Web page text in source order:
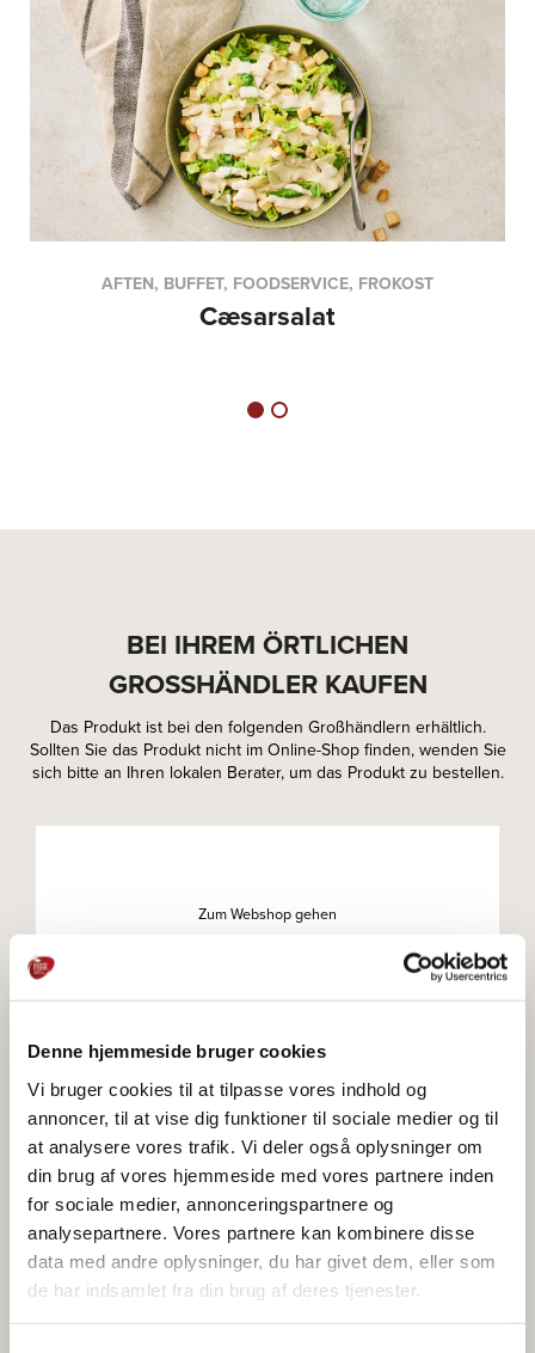
Denne hjemmeside bruger cookies
Vi bruger cookies til at tilpasse vores indhold og
annoncer, til at vise dig funktioner til sociale medier og til
at analysere vores trafik. Vi deler også oplysninger om
din brug af vores hjemmeside med vores partnere inden
for sociale medier, annonceringspartnere og
analysepartnere. Vores partnere kan kombinere disse
data med andre oplysninger, du har givet dem, eller som
de har indsamlet fra din brug af deres tjenester.
AFTEN, BUFFET, FOODSERVICE, FROKOST
Cæsarsalat
BEI IHREM ÖRTLICHEN
GROSSHÄNDLER KAUFEN
Das Produkt ist bei den folgenden Großhändlern erhältlich.
Sollten Sie das Produkt nicht im Online-Shop finden, wenden Sie
sich bitte an Ihren lokalen Berater, um das Produkt zu bestellen.
Zum Webshop gehen
Zum Webshop gehen
Zum Webshop gehen